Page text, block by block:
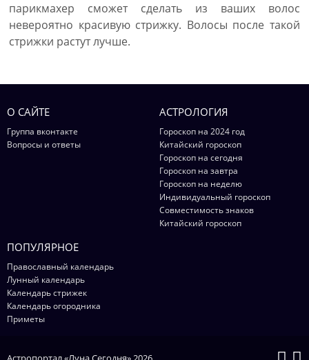
парикмахер сможет сделать из ваших волос
невероятно красивую стрижку. Волосы после такой
стрижки растут лучше.
О САЙТЕ
Группа вконтакте
Вопросы и ответы
АСТРОЛОГИЯ
Гороскоп на 2024 год
Китайский гороскоп
Гороскоп на сегодня
Гороскоп на завтра
Гороскоп на неделю
Индивидуальный гороскоп
Совместимость знаков
Китайский гороскоп
ПОПУЛЯРНОЕ
Православный календарь
Лунный календарь
Календарь стрижек
Календарь огородника
Приметы